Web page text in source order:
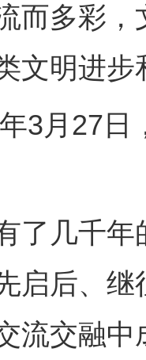
多彩，
文明进
27日，
几千年
启后、
流交融